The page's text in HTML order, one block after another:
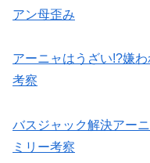
アン母歪み
アーニャはうざい!?嫌
考察
バスジャック解決アー
ミリー考察